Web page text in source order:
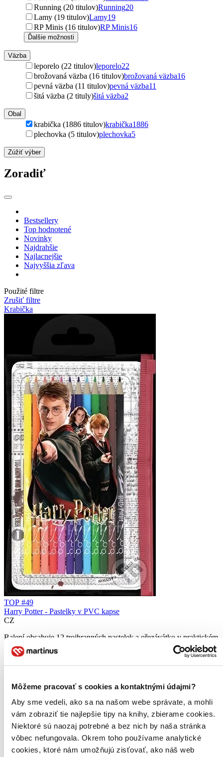
Môžeme pracovať s cookies a kontaktnými údajmi?
Aby sme vedeli, ako sa na našom webe správate, a mohli
vám zobraziť tie najlepšie tipy na knihy, zbierame cookies.
Niektoré sú naozaj potrebné a bez nich by naša stránka
vôbec nefungovala. Okrem toho používame analytické
cookies, ktoré nám umožňujú zisťovať, ako náš web
Running (20 titulov)Running20
Lamy (19 titulov)Lamy19
RP Minis (16 titulov)RP Minis16
Ďalšie možnosti
Väzba
leporelo (22 titulov)leporelo22
brožovaná väzba (16 titulov)brožovaná väzba16
pevná väzba (11 titulov)pevná väzba11
šitá väzba (2 tituly)šitá väzba2
Obal
krabička (1886 titulov)krabička1886
plechovka (5 titulov)plechovka5
Zúžiť výber
Zoradiť
Bestsellery
Top hodnotené
Novinky
Najdrahšie
Najlacnejšie
Najvyššia zľava
Použité filtre
Zrušiť filtre
Krabička
TOP #49
Harry Potter - Pastelky v PVC kapse
CZ
Balení obsahuje 12 trojhranných pastelek a ořezávátko v praktickém
uzavíratelném pouzdře...
iba posledné kusy. Ak ho chcete mať rýchlo, ponáhľajte sa!
Dodanie ďalších môže trvať dlhšie, zvyčajne do šiestich dní.
Pridať do zoznamu
Vložiť do košíka